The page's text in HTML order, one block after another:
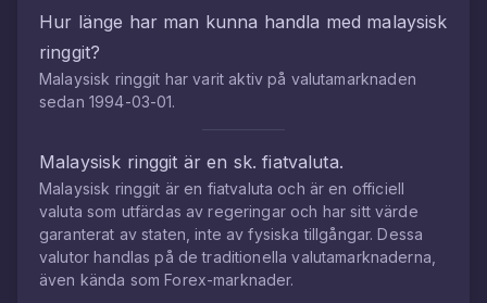
Hur länge har man kunna handla med malaysisk
ringgit?
Malaysisk ringgit har varit aktiv på valutamarknaden
sedan 1994-03-01.
Malaysisk ringgit är en sk. fiatvaluta.
Malaysisk ringgit är en fiatvaluta och är en officiell
valuta som utfärdas av regeringar och har sitt värde
garanterat av staten, inte av fysiska tillgångar. Dessa
valutor handlas på de traditionella valutamarknaderna,
även kända som Forex-marknader.